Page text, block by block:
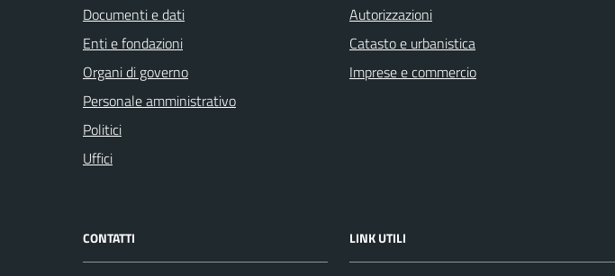
Documenti e dati
Enti e fondazioni
Organi di governo
Personale amministrativo
Politici
Uffici
Autorizzazioni
Catasto e urbanistica
Imprese e commercio
CONTATTI LINK UTILI